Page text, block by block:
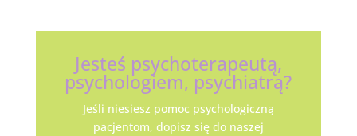
Jesteś psychoterapeutą,
psychologiem, psychiatrą?
Jeśli niesiesz pomoc psychologiczną
pacjentom, dopisz się do naszej